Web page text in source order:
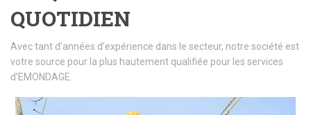
QUOTIDIEN
Avec tant d’années d’expérience dans le secteur, notre société est
votre source pour la plus hautement qualifiée pour les services
d’EMONDAGE.